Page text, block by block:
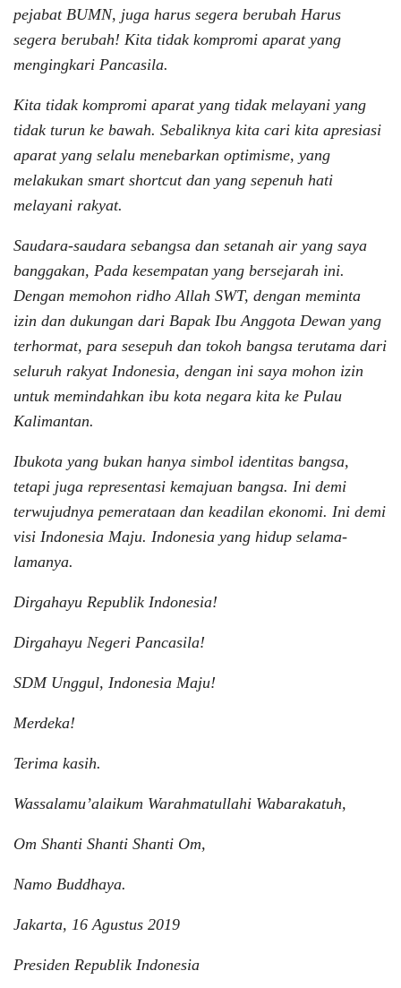
pejabat BUMN, juga harus segera berubah Harus
segera berubah! Kita tidak kompromi aparat yang
mengingkari Pancasila.
Kita tidak kompromi aparat yang tidak melayani yang
tidak turun ke bawah. Sebaliknya kita cari kita apresiasi
aparat yang selalu menebarkan optimisme, yang
melakukan smart shortcut dan yang sepenuh hati
melayani rakyat.
Saudara-saudara sebangsa dan setanah air yang saya
banggakan, Pada kesempatan yang bersejarah ini.
Dengan memohon ridho Allah SWT, dengan meminta
izin dan dukungan dari Bapak Ibu Anggota Dewan yang
terhormat, para sesepuh dan tokoh bangsa terutama dari
seluruh rakyat Indonesia, dengan ini saya mohon izin
untuk memindahkan ibu kota negara kita ke Pulau
Kalimantan.
Ibukota yang bukan hanya simbol identitas bangsa,
tetapi juga representasi kemajuan bangsa. Ini demi
terwujudnya pemerataan dan keadilan ekonomi. Ini demi
visi Indonesia Maju. Indonesia yang hidup selama-
lamanya.
Dirgahayu Republik Indonesia!
Dirgahayu Negeri Pancasila!
SDM Unggul, Indonesia Maju!
Merdeka!
Terima kasih.
Wassalamu’alaikum Warahmatullahi Wabarakatuh,
Om Shanti Shanti Shanti Om,
Namo Buddhaya.
Jakarta, 16 Agustus 2019
Presiden Republik Indonesia